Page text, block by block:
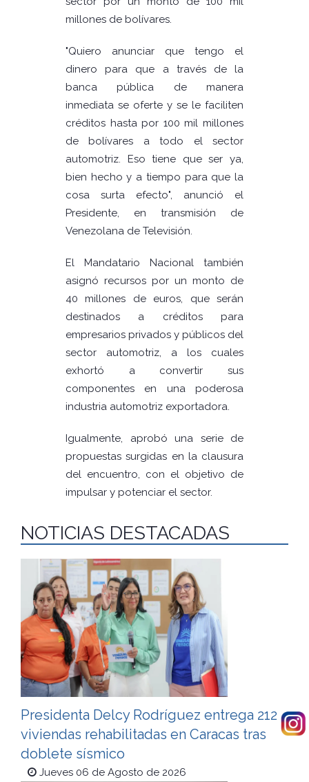
millones de bolívares.
"Quiero anunciar que tengo el
dinero para que a través de la
banca pública de manera
inmediata se oferte y se le faciliten
créditos hasta por 100 mil millones
de bolívares a todo el sector
automotriz. Eso tiene que ser ya,
bien hecho y a tiempo para que la
cosa surta efecto", anunció el
Presidente, en transmisión de
Venezolana de Televisión.
El Mandatario Nacional también
asignó recursos por un monto de
40 millones de euros, que serán
destinados a créditos para
empresarios privados y públicos del
sector automotriz, a los cuales
exhortó a convertir sus
componentes en una poderosa
industria automotriz exportadora.
Igualmente, aprobó una serie de
propuestas surgidas en la clausura
del encuentro, con el objetivo de
impulsar y potenciar el sector.
NOTICIAS DESTACADAS
Presidenta Delcy Rodríguez entrega 212
viviendas rehabilitadas en Caracas tras
doblete sísmico
Jueves 06 de Agosto de 2026